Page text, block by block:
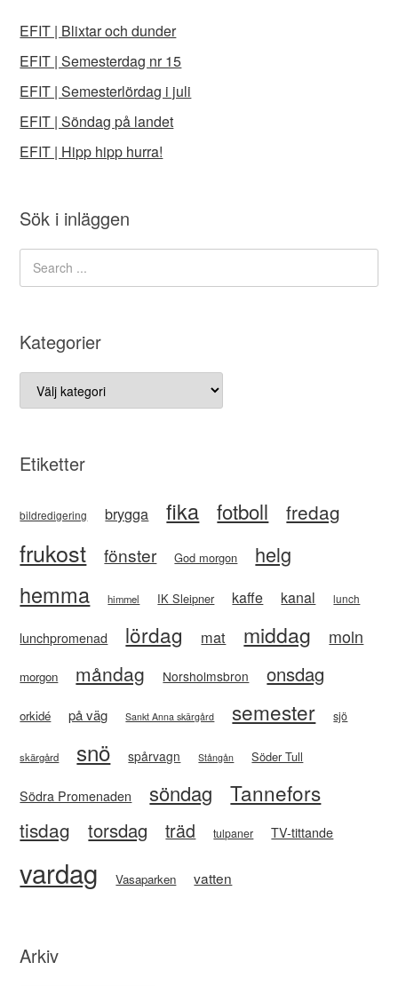
EFIT | Blixtar och dunder
EFIT | Semesterdag nr 15
EFIT | Semesterlördag i juli
EFIT | Söndag på landet
EFIT | Hipp hipp hurra!
Sök i inläggen
Kategorier
Kategorier
Etiketter
bildredigering brygga fika fotboll fredag
frukost fönster God morgon helg
hemma himmel IK Sleipner kaffe kanal lunch
lunchpromenad lördag mat middag moln
morgon måndag Norsholmsbron onsdag
orkidé på väg Sankt Anna skärgård semester sjö
skärgård snö spårvagn Stångån Söder Tull
Södra Promenaden söndag Tannefors
tisdag torsdag träd tulpaner TV-tittande
vardag Vasaparken vatten
Arkiv